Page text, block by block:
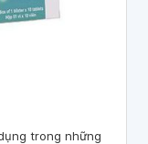
trong những